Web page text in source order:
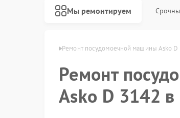
Мы ремонтируем
в Йошкар-Оле Ремонт посудомоечной машины Asko
Ремонт
Asko D 3142